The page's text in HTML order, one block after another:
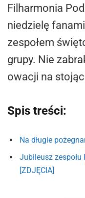
Filharmonia
niedzielę
zespołem
grupy. Nie
owacji na
Spis treści:
Na długie
Jubileusz
[ZDJĘCIA]